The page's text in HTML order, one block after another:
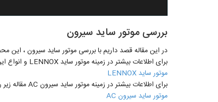
بررسی موتور ساید سیرون
در این مقاله قصد داریم با بررسی موتور ساید سیرون ، این
برای اطلاعات بیشتر در زمینه موتور ساید LENNOX و انواع این موتورمقاله زیرد را مشاهده نمایید .
موتور ساید LENNOX
برای اطلاعات بیشتر در زمینه موتور ساید سیرون AC مقاله زیر را مشاهده کنید .
موتور ساید سیرون AC